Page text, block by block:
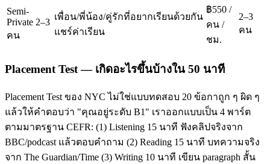
Semi-
Private 2–3
คน
เพื่อน/พี่น้อง/คู่รักที่อยากเรียนด้วยกัน
แชร์ค่าเรียน
฿550 /
คน /
ชม.
2–3
คน
Placement Test — เกิดอะไรขึ้นบ้างใน 50 นาที
Placement Test ของ NYC ไม่ใช่แบบทดสอบ 20 ข้อกาถูก ๆ ผิด ๆ
แล้วให้คำตอบว่า "คุณอยู่ระดับ B1" เราออกแบบเป็น 4 พาร์ต
ตามมาตรฐาน CEFR: (1) Listening 15 นาที ฟังคลิปจริงจาก
BBC/podcast แล้วตอบคำถาม (2) Reading 15 นาที บทความจริง
จาก The Guardian/Time (3) Writing 10 นาที เขียน paragraph สั้น